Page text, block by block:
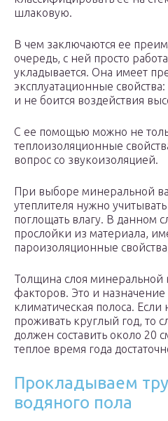
шлаковую.
В чем заключаются ее
очередь, с ней просто
укладывается. Она имеет
эксплуатационные
и не боится воздействия
С ее помощью можно не
теплоизоляционные
вопрос со звукоизоляцией.
При выборе минеральной
утеплителя нужно
поглощать влагу. В данном
прослойки из материала,
пароизоляционные
Толщина слоя минеральной
факторов. Это и
климатическая полоса. Если
проживать круглый год, то
должен составить около 20
теплое время года
Прокладываем
водяного пола